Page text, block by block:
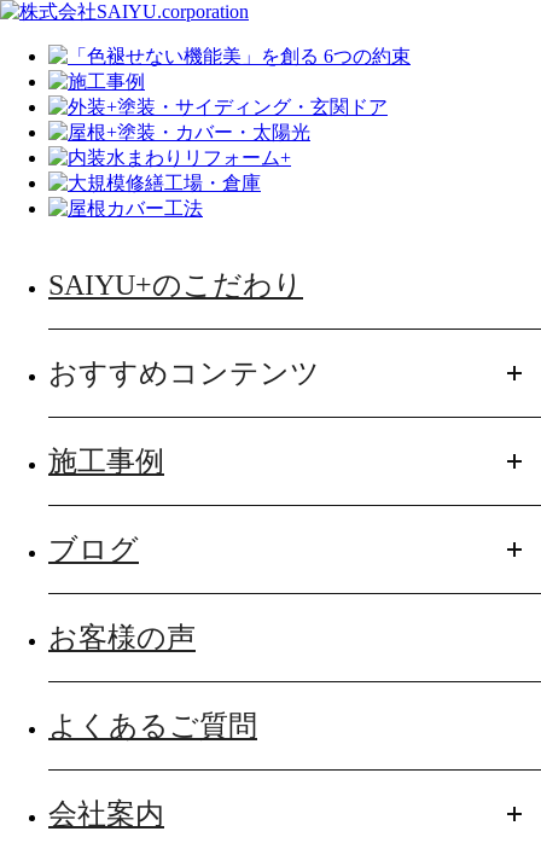
SAIYU+のこだわり
おすすめコンテンツ
施工事例
ブログ
お客様の声
よくあるご質問
会社案内